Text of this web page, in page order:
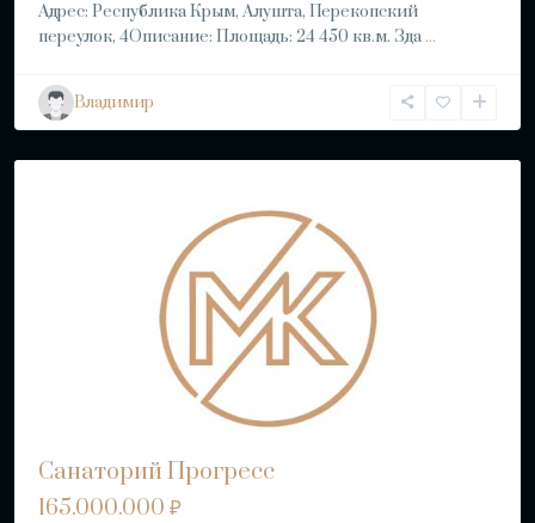
Адрес: Республика Крым, Алушта, Перекопский
переулок, 4Описание: Площадь: 24 450 кв.м. Зда...
Владимир
Санаторий Прогресс
165.000.000 ₽